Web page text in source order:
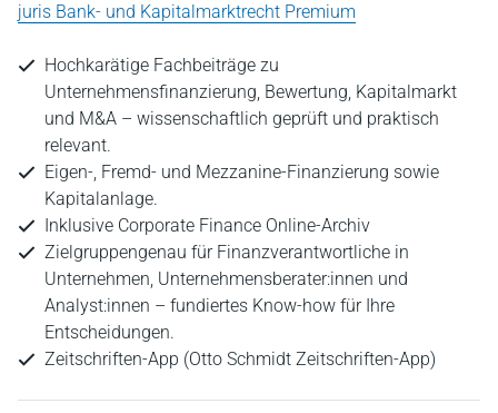
juris Bank- und Kapitalmarktrecht Premium
Hochkarätige Fachbeiträge zu
Unternehmensfinanzierung, Bewertung, Kapitalmarkt
und M&A – wissenschaftlich geprüft und praktisch
relevant.
Eigen-, Fremd- und Mezzanine-Finanzierung sowie
Kapitalanlage.
Inklusive Corporate Finance Online-Archiv
Zielgruppengenau für Finanzverantwortliche in
Unternehmen, Unternehmensberater:innen und
Analyst:innen – fundiertes Know-how für Ihre
Entscheidungen.
Zeitschriften-App (Otto Schmidt Zeitschriften-App)